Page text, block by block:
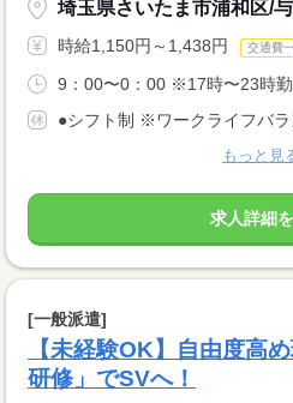
埼玉県さいたま市浦和区/
時給1,150円～1,438円 交通費
9：00〜0：00 ※17時〜23時勤
●シフト制 ※ワークライフバラ
もっと見
求人詳細
[一般派遣]
【未経験OK】自由度高
研修」でSVへ！